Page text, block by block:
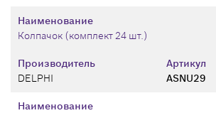
Производитель
DELPHI
Артикул
ASNU29
Наименование
Колпачок (комплект 24 шт.)
Наименование